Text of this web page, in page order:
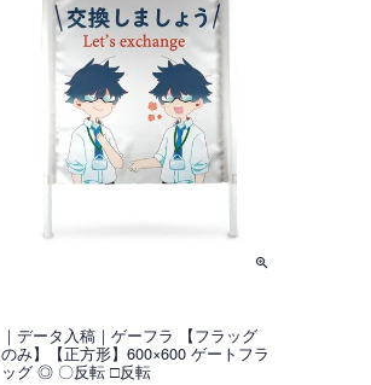
｜データ入稿｜ゲーフラ 【フラッグ
のみ】【正方形】600×600 ゲートフラ
ッグ ◎ 〇反転 □反転